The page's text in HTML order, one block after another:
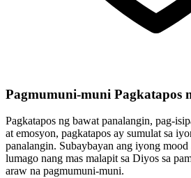
Pagmumuni-muni Pagkatapos
Pagkatapos ng bawat panalangin, pag-
at emosyon, pagkatapos ay sumulat sa
panalangin. Subaybayan ang iyong mood
lumago nang mas malapit sa Diyos sa
araw na pagmumuni-muni.